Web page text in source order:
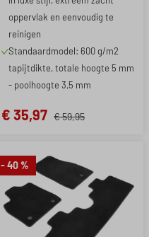
oppervlak en eenvoudig te
reinigen
Standaardmodel: 600 g/m2
tapijtdikte, totale hoogte 5 mm
- poolhoogte 3,5 mm
€ 35,97 € 59,95
- 40 %